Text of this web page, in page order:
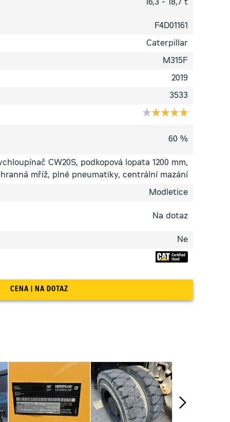
16,3 - 18,7 t
F4D01161
Caterpillar
M315F
2019
3533
60 %
CW20S, podkopová lopata 1200 mm,
mříž, plné pneumatiky, centrální mazání
Modletice
Na dotaz
Ne
CENA | NA DOTAZ